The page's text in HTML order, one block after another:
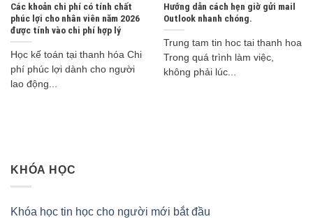
Các khoản chi phí có tính chất
phúc lợi cho nhân viên năm 2026
được tính vào chi phí hợp lý
Học kế toán tại thanh hóa Chi
phí phúc lợi dành cho người
lao động...
Hướng dẫn cách hẹn giờ gửi mail
Outlook nhanh chóng.
Trung tam tin hoc tai thanh hoa
Trong quá trình làm việc,
không phải lúc...
KHÓA HỌC
Khóa học tin học cho người mới bắt đầu